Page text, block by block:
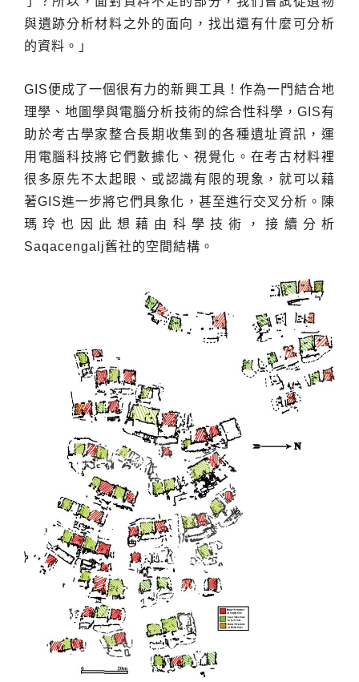
與遺跡分析材料之外的面向，找出還有什麼可分析
的資料。」
GIS便成了一個很有力的新興工具！作為一門結合地
理學、地圖學與電腦分析技術的綜合性科學，GIS有
助於考古學家整合長期收集到的各種遺址資訊，運
用電腦科技將它們數據化、視覺化。在考古材料裡
很多原先不太起眼、或認識有限的現象，就可以藉
著GIS進一步將它們具象化，甚至進行交叉分析。陳
瑪玲也因此想藉由科學技術，接續分析
Saqacengalj舊社的空間結構。